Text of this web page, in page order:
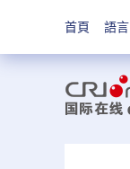
首頁 語言